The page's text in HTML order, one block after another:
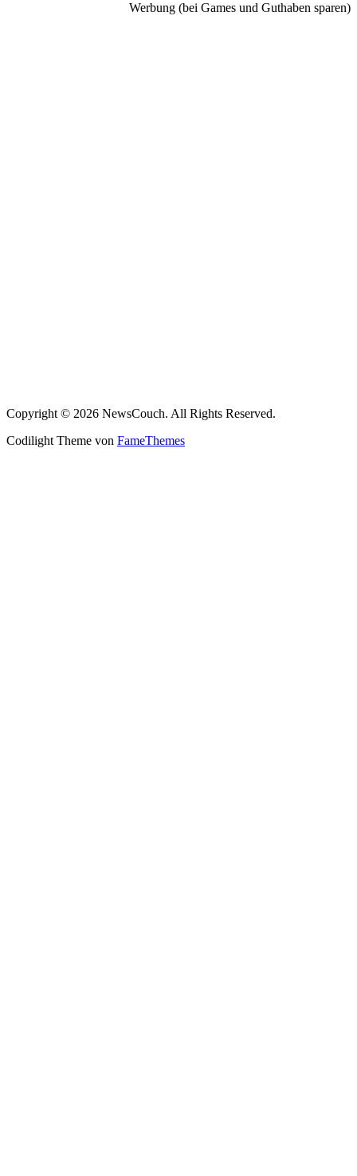
Werbung (bei Games und Guthaben sparen)
Copyright © 2026 NewsCouch. All Rights Reserved.
Codilight Theme von FameThemes